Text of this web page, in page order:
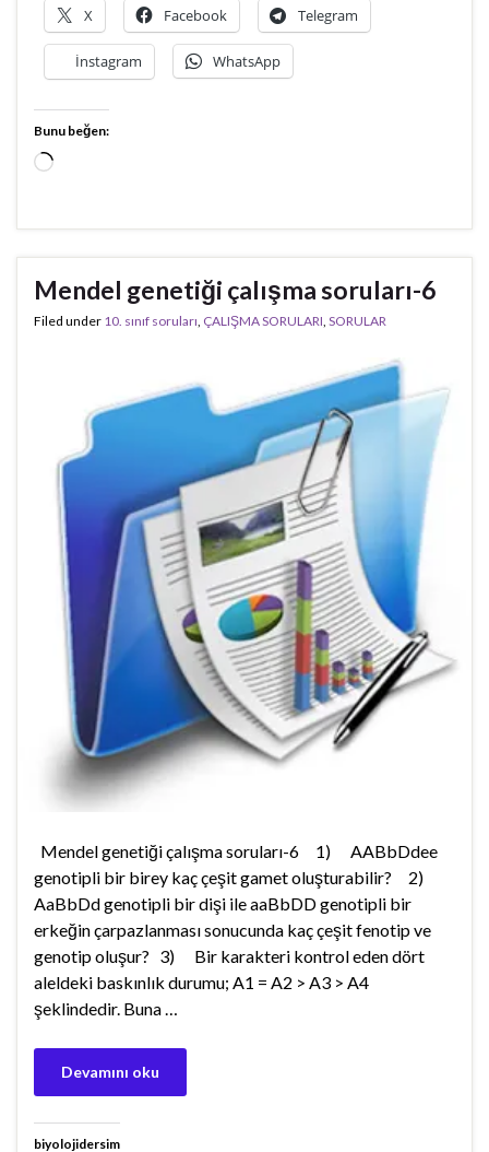
X Facebook Telegram
İnstagram WhatsApp
Bunu beğen:
Yükleniyor...
Mendel genetiği çalışma soruları-6
Filed under 10. sınıf soruları, ÇALIŞMA SORULARI, SORULAR
Mendel genetiği çalışma soruları-6 1) AABbDdee
genotipli bir birey kaç çeşit gamet oluşturabilir? 2)
AaBbDd genotipli bir dişi ile aaBbDD genotipli bir
erkeğin çarpazlanması sonucunda kaç çeşit fenotip ve
genotip oluşur? 3) Bir karakteri kontrol eden dört
aleldeki baskınlık durumu; A1 = A2 > A3 > A4
şeklindedir. Buna …
Devamını oku
biyolojidersim